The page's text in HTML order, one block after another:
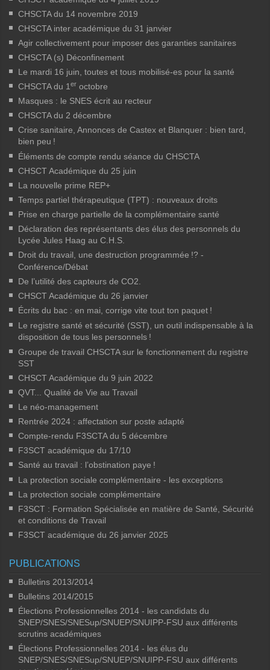
CHSCTA du 14 novembre 2019
CHSCTA inter académique du 31 janvier
Agir collectivement pour imposer des garanties sanitaires
CHSCTA (s) Déconfinement
Le mardi 16 juin, toutes et tous mobilisé-es pour la santé
CHSCTA du 1 er octobre
Masques : le SNES écrit au recteur
CHSCTA du 2 décembre
Crise sanitaire, Annonces de Castex et Blanquer : bien tard,
bien peu !
Éléments de compte rendu séance du CHSCTA
CHSCT Académique du 25 juin
La nouvelle prime REP+
Temps partiel thérapeutique (TPT) : nouveaux droits
Prise en charge partielle de la complémentaire santé
Déclaration des représentants des élus des personnels du
Lycée Jules Haag au C.H.S.
Droit du travail, une destruction programmée !? -
Conférence/Débat
De l’utilité des capteurs de CO2.
CHSCT Académique du 26 janvier
Écrits du bac : en mai, corrige vite tout ton paquet !
Le registre santé et sécurité (SST), un outil indispensable à la
disposition de tous les personnels !
Groupe de travail CHSCTA sur le fonctionnement du registre
SST
CHSCT Académique du 9 juin 2022
QVT... Qualité de Vie au Travail
Le néo-management
Rentrée 2024 : affectation sur poste adapté
Compte-rendu F3SCTA du 5 décembre
F3SCT académique du 17/10
Santé au travail : l’obstination paye !
La protection sociale complémentaire - les exceptions
La protection sociale complémentaire
F3SCT : Formation Spécialisée en matière de Santé, Sécurité
et conditions de Travail
F3SCT académique du 26 janvier 2025
PUBLICATIONS
Bulletins 2013/2014
Bulletins 2014/2015
Élections Professionnelles 2014 - les candidats du
SNEP/SNES/SNESup/SNUEP/SNUIPP-FSU aux différents
scrutins académiques
Élections Professionnelles 2014 - les élus du
SNEP/SNES/SNESup/SNUEP/SNUIPP-FSU aux différents